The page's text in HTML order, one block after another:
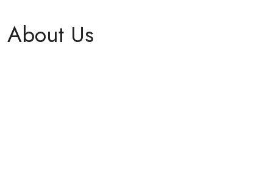
About Us